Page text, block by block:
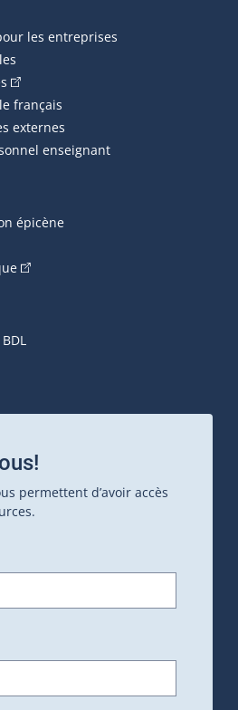
les entreprises
(Cet hyperlien externe s'ouvrira
français
externes
enseignant
épicène
(Cet hyperlien externe s'ouvrira
permettent d’avoir accès